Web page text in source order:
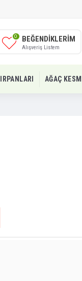
BEĞENDIKLERIM
Alışveriş Listem
0
AĞAÇ